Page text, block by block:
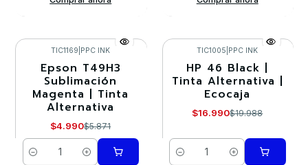
-15%
TIC1169 PPC INK
Epson T49H3
Sublimación
Magenta | Tinta
Alternativa
$4.990$5.871
Cantidad
-15%
TIC1005 PPC INK
HP 46 Black |
Tinta Alternativa |
Ecocaja
$16.990$19.988
Cantidad